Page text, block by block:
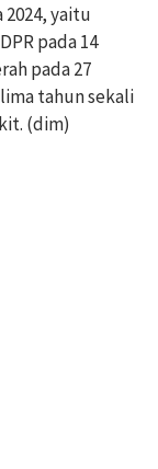
yaitu
pada 14
pada 27
tahun sekali
(dim)